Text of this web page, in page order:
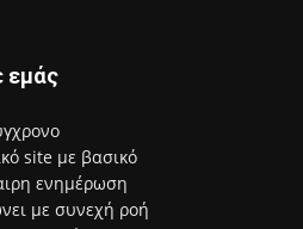
Δημάρχου Αιγάλεω για την
πρώτη γραμμή στα μέτωπα των